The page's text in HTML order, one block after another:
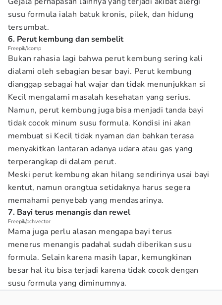
susu formula ialah batuk kronis, pilek, dan hidung
tersumbat.
6. Perut kembung dan sembelit
Freepik/Jcomp
Bukan rahasia lagi bahwa perut kembung sering kali
dialami oleh sebagian besar bayi. Perut kembung
dianggap sebagai hal wajar dan tidak menunjukkan si
Kecil mengalami masalah kesehatan yang serius.
Namun, perut kembung juga bisa menjadi tanda bayi
tidak cocok minum susu formula. Kondisi ini akan
membuat si Kecil tidak nyaman dan bahkan terasa
menyakitkan lantaran adanya udara atau gas yang
terperangkap di dalam perut.
Meski perut kembung akan hilang sendirinya usai bayi
kentut, namun orangtua setidaknya harus segera
memahami penyebab yang mendasarinya.
7. Bayi terus menangis dan rewel
Freepik/pch.vector
Mama juga perlu alasan mengapa bayi terus
menerus menangis padahal sudah diberikan susu
formula. Selain karena masih lapar, kemungkinan
besar hal itu bisa terjadi karena tidak cocok dengan
susu formula yang diminumnya.